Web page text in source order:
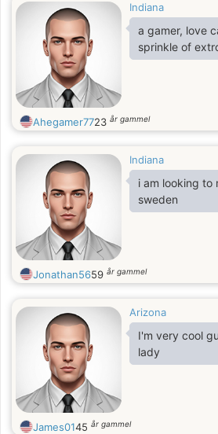
Indiana
a gamer, love
sprinkle of
Ahegamer7723 år gammel
Indiana
i am looking to
sweden
Jonathan5659 år gammel
Arizona
I'm very cool
lady
James0145 år gammel